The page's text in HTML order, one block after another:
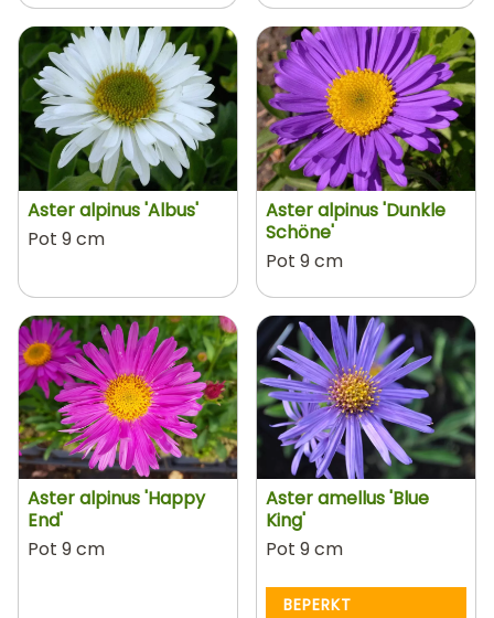
Aster alpinus 'Albus'
Pot 9 cm
Aster alpinus 'Dunkle
Schöne'
Pot 9 cm
Aster alpinus 'Happy
End'
Pot 9 cm
Aster amellus 'Blue
King'
Pot 9 cm
BEPERKT